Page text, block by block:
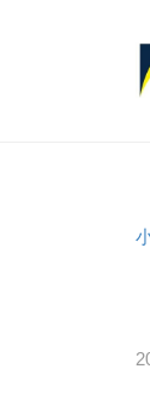
想
社